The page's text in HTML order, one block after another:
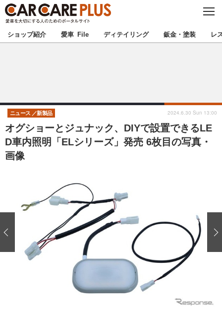
C
S
E
★カーケアプラス認定★ 厳選プロショップを地域から探す
甲信越 北陸
東海 関西
注目の記事
ショップレポート 愛車 File
自動車豆知識 ストップ！不具合修理＆粗悪修理
ディテイリング
ディテイリング
ヘッドライト磨き コーティング
フィルム・ラッピング
鈑金・塗装
防錆
ストップ 不具合修理＆粗悪修理
カーメーカー「旧車」関連プロジェ
ショップ紹介 愛車 File ディテイリング 鈑金・塗装 レ
オグショーとジュナック、DIYで設置できるLE
D車内照明「ELシリーズ」発売 6枚目の写真・
画像
ニュース 新製品 2024.6.30 Sun 13:00